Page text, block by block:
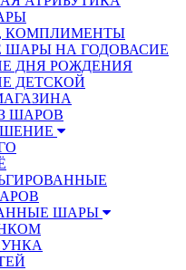
КОМПЛИМЕНТЫ
НА ГОДОВАСИЕ
ДНЯ РОЖДЕНИЯ
ДЕТСКОЙ
ШАРОВ
ШАРЫ